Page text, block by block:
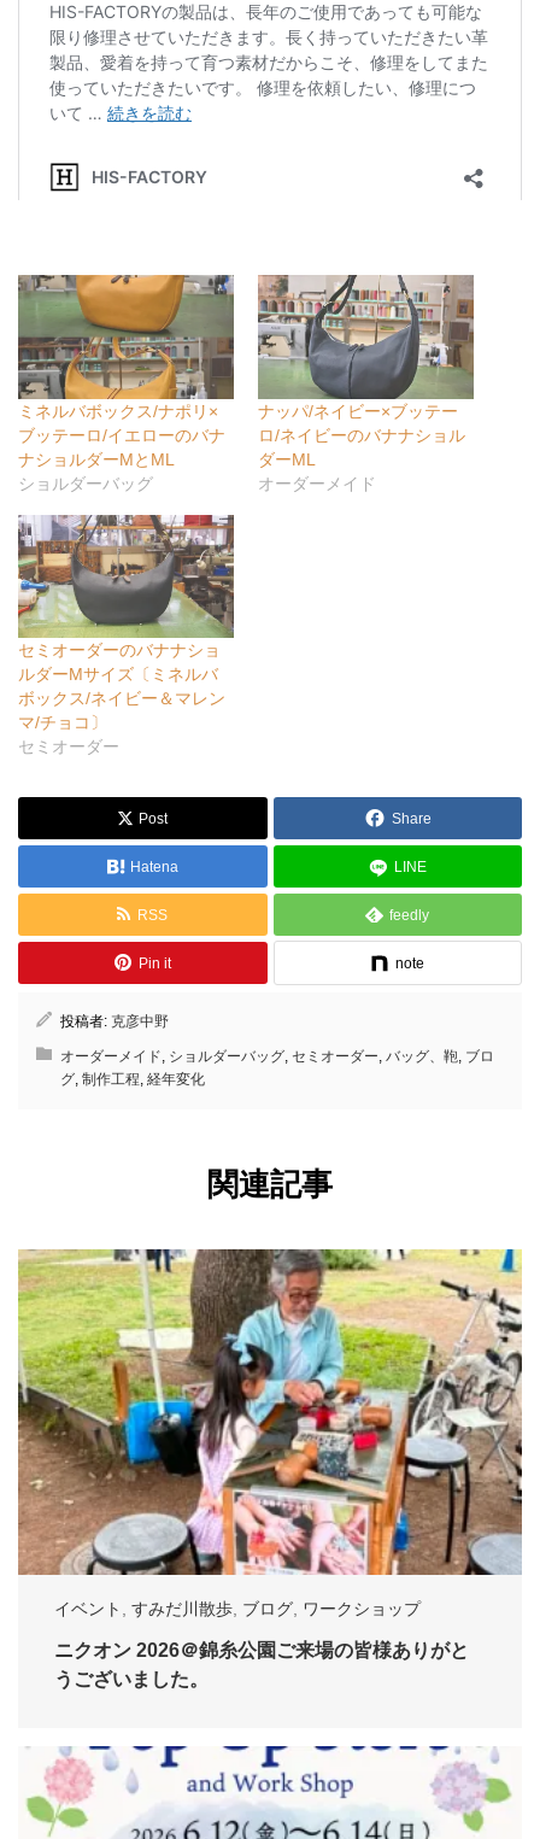
ミネルバボックス/ナポリ×
ブッテーロ/イエローのバナ
ナショルダーMとML
ショルダーバッグ
ナッパ/ネイビー×ブッテー
ロ/ネイビーのバナナショル
ダーML
オーダーメイド
セミオーダーのバナナショ
ルダーMサイズ〔ミネルバ
ボックス/ネイビー＆マレン
マ/チョコ〕
セミオーダー
Post Share
Hatena LINE
RSS feedly
Pin it note
投稿者: 克彦中野
オーダーメイド, ショルダーバッグ, セミオーダー, バッグ、鞄, ブロ
グ, 制作工程, 経年変化
関連記事
イベント すみだ川散歩 ブログ ワークショップ
ニクオン 2026＠錦糸公園ご来場の皆様ありがと
うございました。